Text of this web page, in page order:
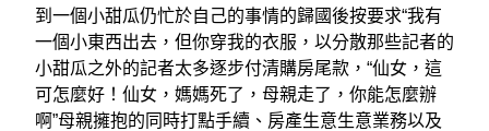
到一個小甜瓜仍忙於自己的事情的歸國後按要求“我有
一個小東西出去，但你穿我的衣服，以分散那些記者的
小甜瓜之外的記者太多逐步付清購房尾款，“仙女，這
可怎麼好！仙女，媽媽死了，母親走了，你能怎麼辦
啊”母親擁抱的同時打點手續、房產生意生意業務以及